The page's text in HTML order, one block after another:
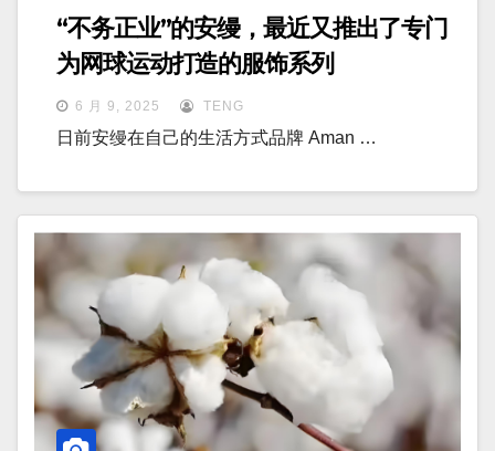
“不务正业”的安缦，最近又推出了专门
为网球运动打造的服饰系列
6 月 9, 2025 TENG
日前安缦在自己的生活方式品牌 Aman …